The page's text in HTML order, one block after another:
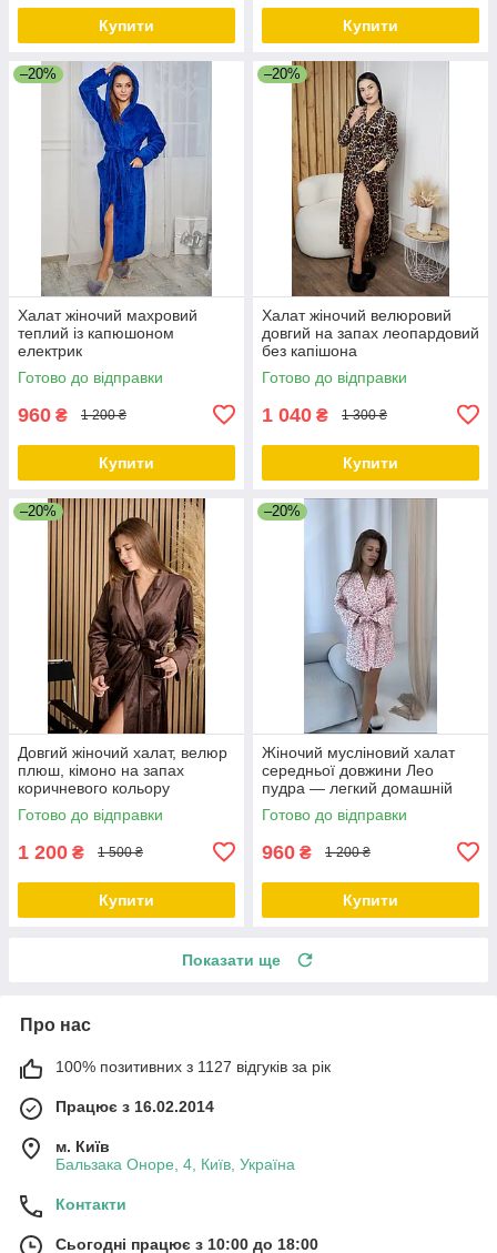
Купити Купити
–20%
Халат жіночий махровий
теплий із капюшоном
електрик
Готово до відправки
960 ₴ 1 200 ₴
Купити
–20%
Халат жіночий велюровий
довгий на запах леопардовий
без капішона
Готово до відправки
1 040 ₴ 1 300 ₴
Купити
–20%
Довгий жіночий халат, велюр
плюш, кімоно на запах
коричневого кольору
Готово до відправки
1 200 ₴ 1 500 ₴
Купити
–20%
Жіночий мусліновий халат
середньої довжини Лео
пудра — легкий домашній
халат з поясом
Готово до відправки
960 ₴ 1 200 ₴
Купити
Показати ще
Про нас
100% позитивних з 1127 відгуків за рік
Працює з 16.02.2014
м. Київ
Бальзака Оноре, 4, Київ, Україна
Контакти
Сьогодні працює з 10:00 до 18:00